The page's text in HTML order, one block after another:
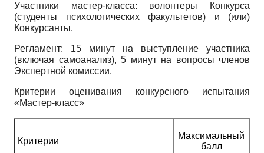
Участники мастер-класса: волонтеры Конкурса
(студенты психологических факультетов) и (или)
Конкурсанты.
Регламент: 15 минут на выступление участника
(включая самоанализ), 5 минут на вопросы членов
Экспертной комиссии.
Критерии оценивания конкурсного испытания
«Мастер-класс»
Критерии
Максимальный
балл